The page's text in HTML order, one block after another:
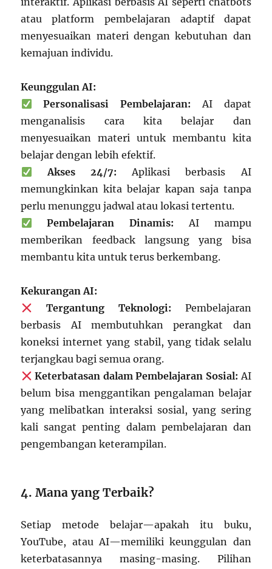
atau platform pembelajaran adaptif dapat
menyesuaikan materi dengan kebutuhan dan
kemajuan individu.
Keunggulan AI:
Personalisasi Pembelajaran: AI dapat
menganalisis cara kita belajar dan
menyesuaikan materi untuk membantu kita
belajar dengan lebih efektif.
Akses 24/7: Aplikasi berbasis AI
memungkinkan kita belajar kapan saja tanpa
perlu menunggu jadwal atau lokasi tertentu.
Pembelajaran Dinamis: AI mampu
memberikan feedback langsung yang bisa
membantu kita untuk terus berkembang.
Kekurangan AI:
Tergantung Teknologi: Pembelajaran
berbasis AI membutuhkan perangkat dan
koneksi internet yang stabil, yang tidak selalu
terjangkau bagi semua orang.
Keterbatasan dalam Pembelajaran Sosial: AI
belum bisa menggantikan pengalaman belajar
yang melibatkan interaksi sosial, yang sering
kali sangat penting dalam pembelajaran dan
pengembangan keterampilan.
4. Mana yang Terbaik?
Setiap metode belajar—apakah itu buku,
YouTube, atau AI—memiliki keunggulan dan
keterbatasannya masing-masing. Pilihan